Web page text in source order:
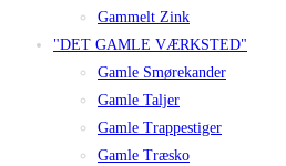
Gammelt Zink
"DET GAMLE VÆRKSTED"
Gamle Smørekander
Gamle Taljer
Gamle Trappestiger
Gamle Træsko